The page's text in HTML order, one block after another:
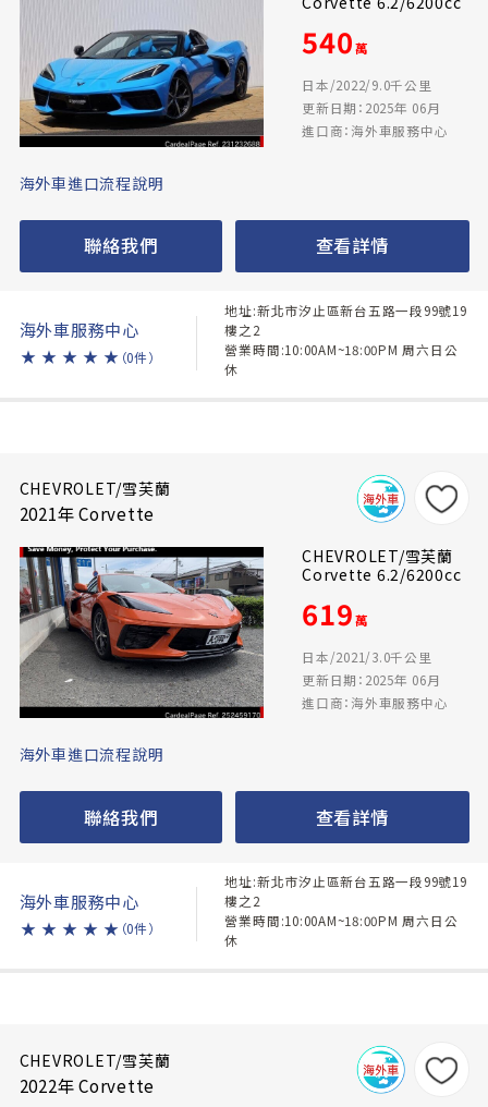
540萬
日本/2022/9.0千公里
更新日期：2025年 06月
進口商：海外車服務中心
海外車進口流程說明
聯絡我們 查看詳情
海外車服務中心
★ ★ ★ ★ ★ （0件）
地址:新北市汐止區新台五路一段99號19
樓之2
營業時間:10:00AM~18:00PM 周六日公
休
CHEVROLET/雪芙蘭
2021年 Corvette
CHEVROLET/雪芙蘭
Corvette 6.2/6200cc
619萬
日本/2021/3.0千公里
更新日期：2025年 06月
進口商：海外車服務中心
海外車進口流程說明
聯絡我們 查看詳情
海外車服務中心
★ ★ ★ ★ ★ （0件）
地址:新北市汐止區新台五路一段99號19
樓之2
營業時間:10:00AM~18:00PM 周六日公
休
CHEVROLET/雪芙蘭
2022年 Corvette